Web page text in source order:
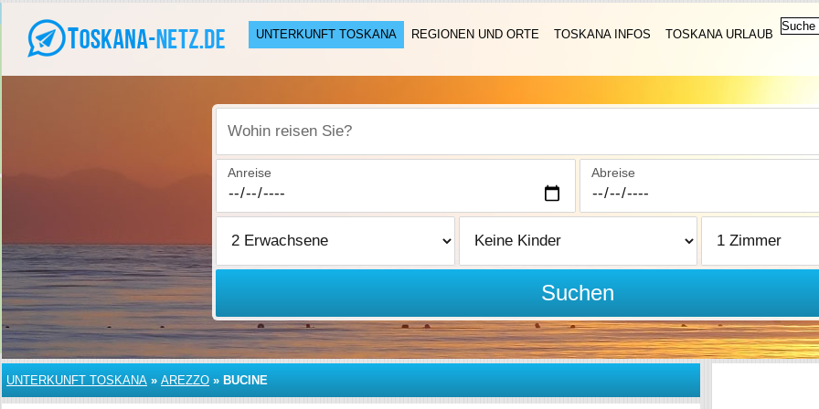
UNTERKUNFT TOSKANA REGIONEN UND ORTE TOSKANA INFOS TOSKANA URLAUB
Wohin reisen Sie?
Anreise Abreise
Suchen
UNTERKUNFT TOSKANA » AREZZO » BUCINE